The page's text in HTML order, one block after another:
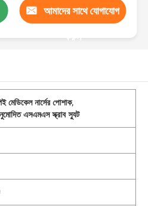
আমাদের সাথে যোগাযোগ
করুন
মেডিকেল নার্সের পোশাক,
এসএমএস স্ক্রাব স্যুট